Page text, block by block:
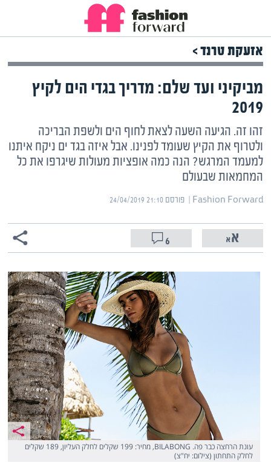
אזעקת טרנד >
מביקיני ועד שלם: מדריך בגדי הים לקיץ
2019
זהו זה. הגיעה השעה לצאת לחוף הים ולשפת הבריכה
ולטרוף את הקיץ שעומד לפנינו. אבל איזה בגד ים ניקח איתנו
למעמד המרגש? הנה כמה אופציות מעולות שיגרפו את כל
המחמאות שבעולם
Fashion Forward | ‏ פורסם ‎24/04/2019 21:10
6
עונת הרחצה כבר פה. BILABONG, מחיר: 199 שקלים לחלק העליון, 189 שקלים
לחלק התחתון (צילום: יח"צ)